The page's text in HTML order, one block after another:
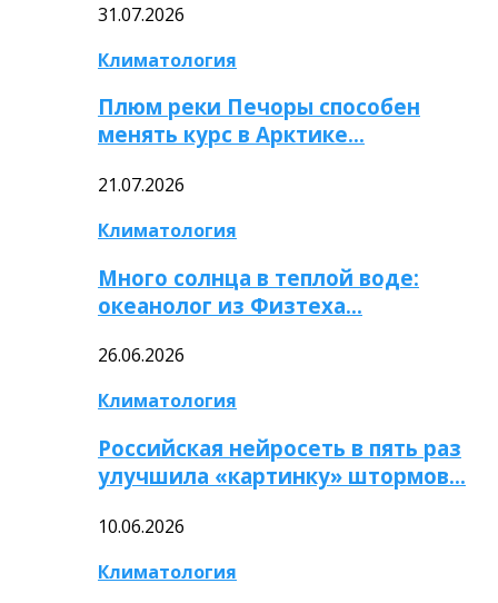
31.07.2026
Климатология
Плюм реки Печоры способен
менять курс в Арктике…
21.07.2026
Климатология
Много солнца в теплой воде:
океанолог из Физтеха…
26.06.2026
Климатология
Российская нейросеть в пять раз
улучшила «картинку» штормов…
10.06.2026
Климатология